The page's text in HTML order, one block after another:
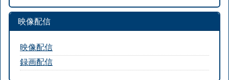
映像配信
映像配信
録画配信